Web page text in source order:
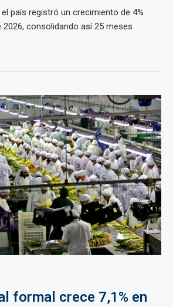
país registró un crecimiento de 4%
2026, consolidando así 25 meses
formal crece 7,1% en